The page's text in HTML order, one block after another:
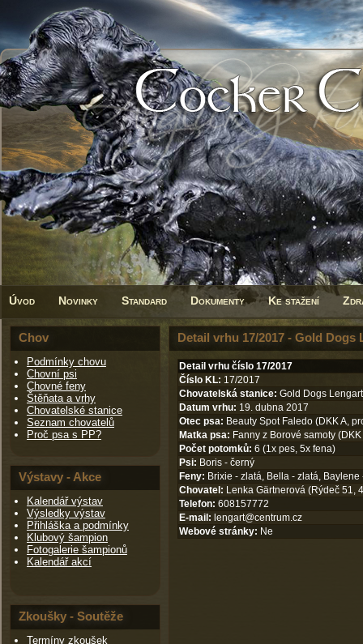
Úvod Novinky Standard Dokumenty Ke stažení
Chov
Podmínky chovu
Chovní psi
Chovné feny
Štěňata a vrhy
Chovatelské stanice
Seznam chovatelů
Proč psa s PP?
Výstavy - Akce
Kalendář výstav
Výsledky výstav
Přihláška a podmínky
Klubový šampion
Fotogalerie šampionů
Kalendář akcí
Zkoušky - Soutěže
Termíny zkoušek
Detail vrhu 17/2017 - Gold Dogs
Detail vrhu číslo 17/2017
Číslo KL: 17/2017
Chovatelská stanice: Gold Dogs Lengart
Datum vrhu: 19. dubna 2017
Otec psa: Beauty Spot Faledo (DKK A,
Matka psa: Fanny z Borové samoty (DKK
Počet potomků: 6 (1x pes, 5x fena)
Psi: Boris - černý
Feny: Brixie - zlatá, Bella - zlatá,
Chovatel: Lenka Gärtnerová (Rýdeč 51,
Telefon: 608157772
E-mail: lengart@centrum.cz
Webové stránky: Ne